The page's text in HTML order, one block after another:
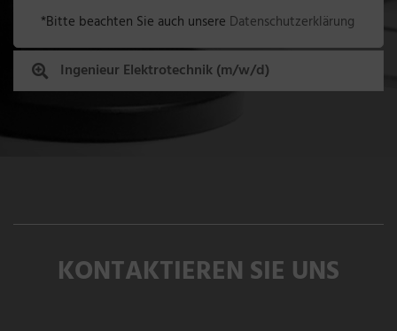
*Bitte beachten Sie auch unsere Datenschutzerklärung
Ingenieur Elektrotechnik (m/w/d)
KONTAKTIEREN SIE UNS